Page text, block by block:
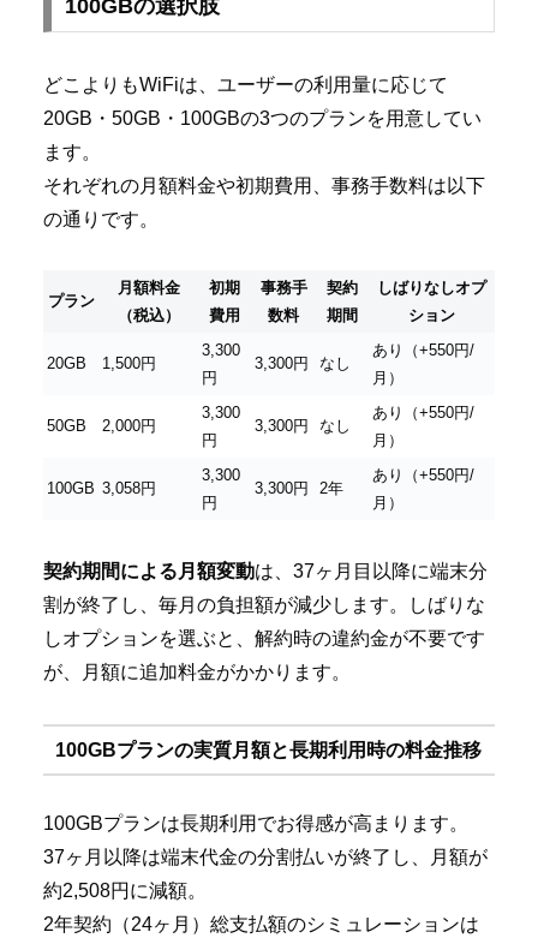
100GBの選択肢
どこよりもWiFiは、ユーザーの利用量に応じて
20GB・50GB・100GBの3つのプランを用意してい
ます。
それぞれの月額料金や初期費用、事務手数料は以下
の通りです。
プラン
月額料金
（税込）
初期
費用
事務手
数料
契約
期間
しばりなしオプ
ション
20GB 1,500円
3,300
円
3,300円 なし
あり（+550円/
月）
50GB 2,000円
3,300
円
3,300円 なし
あり（+550円/
月）
100GB 3,058円
3,300
円
3,300円 2年
あり（+550円/
月）
契約期間による月額変動は、37ヶ月目以降に端末分
割が終了し、毎月の負担額が減少します。しばりな
しオプションを選ぶと、解約時の違約金が不要です
が、月額に追加料金がかかります。
100GBプランの実質月額と長期利用時の料金推移
100GBプランは長期利用でお得感が高まります。
37ヶ月以降は端末代金の分割払いが終了し、月額が
約2,508円に減額。
2年契約（24ヶ月）総支払額のシミュレーションは